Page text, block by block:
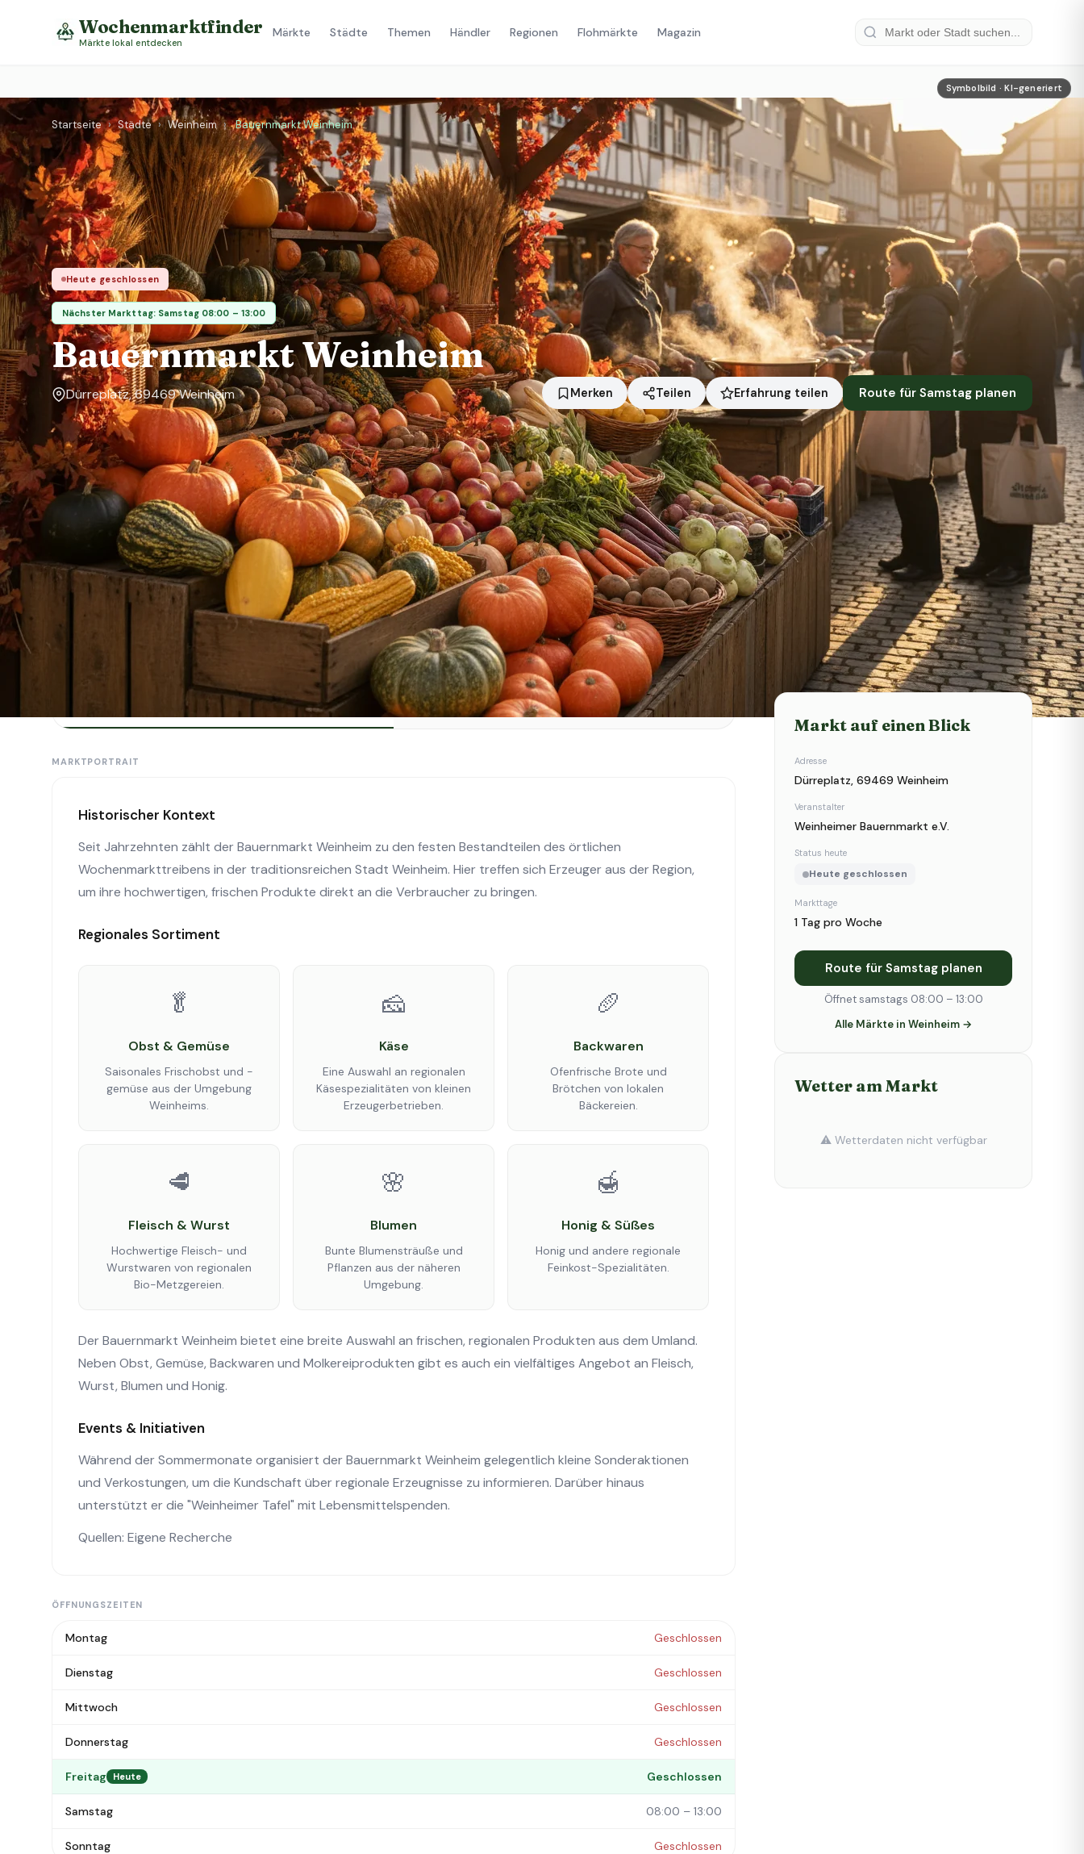
Wochenmarktfinder
Märkte lokal entdecken
Märkte Städte Themen Händler Regionen Flohmärkte Magazin
Symbolbild · KI-generiert
Startseite › Städte › Weinheim › Bauernmarkt Weinheim
Heute geschlossen
Nächster Markttag: Samstag 08:00 – 13:00
Bauernmarkt Weinheim
Dürreplatz, 69469 Weinheim Merken Teilen Erfahrung teilen Route für Samstag planen
Symbolbild · KI-generiert
Markttage
Samstag
Standort
Weinheim
Status heute
Heute geschlossen
Über den Markt Händler
MARKTPORTRAIT
Historischer Kontext
Seit Jahrzehnten zählt der Bauernmarkt Weinheim zu den festen Bestandteilen des örtlichen
Wochenmarkttreibens in der traditionsreichen Stadt Weinheim. Hier treffen sich Erzeuger aus der Region,
um ihre hochwertigen, frischen Produkte direkt an die Verbraucher zu bringen.
Regionales Sortiment
🥬
Obst & Gemüse
Saisonales Frischobst und -
gemüse aus der Umgebung
Weinheims.
🧀
Käse
Eine Auswahl an regionalen
Käsespezialitäten von kleinen
Erzeugerbetrieben.
🥖
Backwaren
Ofenfrische Brote und
Brötchen von lokalen
Bäckereien.
🥩
Fleisch & Wurst
Hochwertige Fleisch- und
Wurstwaren von regionalen
Bio-Metzgereien.
🌸
Blumen
Bunte Blumensträuße und
Pflanzen aus der näheren
Umgebung.
🍯
Honig & Süßes
Honig und andere regionale
Feinkost-Spezialitäten.
Der Bauernmarkt Weinheim bietet eine breite Auswahl an frischen, regionalen Produkten aus dem Umland.
Neben Obst, Gemüse, Backwaren und Molkereiprodukten gibt es auch ein vielfältiges Angebot an Fleisch,
Wurst, Blumen und Honig.
Events & Initiativen
Während der Sommermonate organisiert der Bauernmarkt Weinheim gelegentlich kleine Sonderaktionen
und Verkostungen, um die Kundschaft über regionale Erzeugnisse zu informieren. Darüber hinaus
unterstützt er die "Weinheimer Tafel" mit Lebensmittelspenden.
Quellen: Eigene Recherche
ÖFFNUNGSZEITEN
Montag Geschlossen
Dienstag Geschlossen
Mittwoch Geschlossen
Donnerstag Geschlossen
Freitag Heute Geschlossen
Samstag 08:00 – 13:00
Sonntag Geschlossen
Markt auf einen Blick
Adresse
Dürreplatz, 69469 Weinheim
Veranstalter
Weinheimer Bauernmarkt e.V.
Status heute
Heute geschlossen
Markttage
1 Tag pro Woche
Route für Samstag planen
Öffnet samstags 08:00 – 13:00
Alle Märkte in Weinheim →
Wetter am Markt
⚠️ Wetterdaten nicht verfügbar